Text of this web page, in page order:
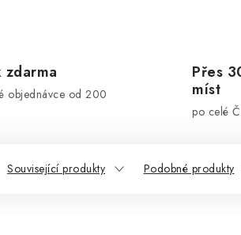
zdarma
objednávce od 200
Přes
míst
po celé
Související produkty Podobné produkty